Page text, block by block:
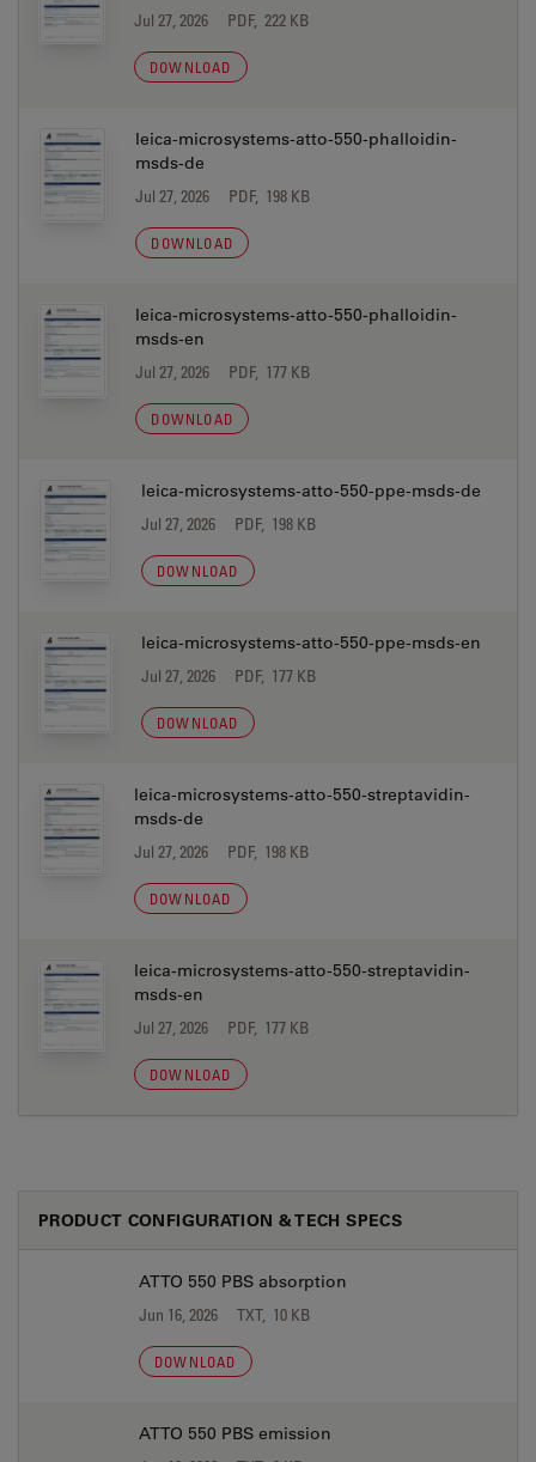
Jul 27, 2026 PDF, 222 KB
DOWNLOAD
leica-microsystems-atto-550-phalloidin-
msds-de
Jul 27, 2026 PDF, 198 KB
DOWNLOAD
leica-microsystems-atto-550-phalloidin-
msds-en
Jul 27, 2026 PDF, 177 KB
DOWNLOAD
leica-microsystems-atto-550-ppe-msds-de
Jul 27, 2026 PDF, 198 KB
DOWNLOAD
leica-microsystems-atto-550-ppe-msds-en
Jul 27, 2026 PDF, 177 KB
DOWNLOAD
leica-microsystems-atto-550-streptavidin-
msds-de
Jul 27, 2026 PDF, 198 KB
DOWNLOAD
leica-microsystems-atto-550-streptavidin-
msds-en
Jul 27, 2026 PDF, 177 KB
DOWNLOAD
PRODUCT CONFIGURATION & TECH SPECS
ATTO 550 PBS absorption
Jun 16, 2026 TXT, 10 KB
DOWNLOAD
ATTO 550 PBS emission